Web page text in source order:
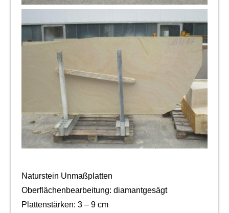
Naturstein Unmaßplatten
Oberflächenbearbeitung: diamantgesägt
Plattenstärken: 3 – 9 cm